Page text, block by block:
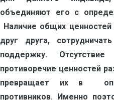
объединяют его с
Наличие общих
друг друга,
поддержку.
противоречие ценностей
превращает их в
противников. Именно